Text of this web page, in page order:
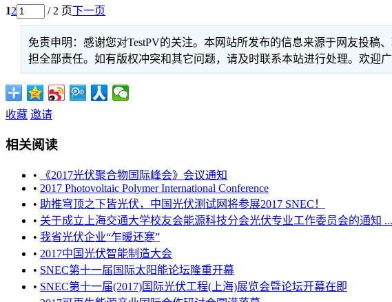
12 / 2 页下一页
免责申明：感谢您对TestPV的关注。本网站所发布的信息来源于网友投
担全部责任。如有版权冲突和其它问题，请及时联系本站进行处理。欢迎
收藏 邀请
相关阅读
•
《2017光伏聚合物国际峰会》会议通知
• 2017 Photovoltaic Polymer International Conference
• 助推穹顶之下皆光伏，中国光伏测试网将参展2017 SNEC！
• 关于成立上海交通大学校友会能源科技分会光伏专业工作委员会的通知
• 我省光伏企业“乍暖还寒”
• 2017中国光伏智能制造大会
• SNEC第十一届国际太阳能论坛隆重开幕
• SNEC第十一届(2017)国际光伏工程(上海)展览会暨论坛开幕在即